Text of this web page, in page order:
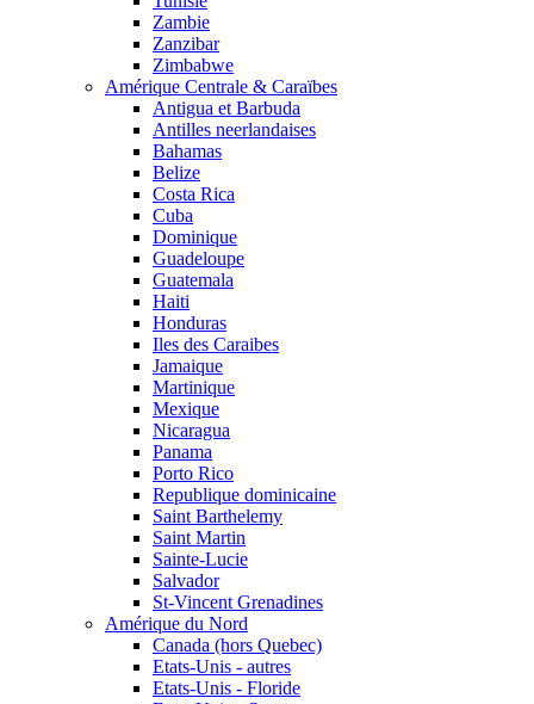
Zambie
Zanzibar
Zimbabwe
Amérique Centrale & Caraïbes
Antigua et Barbuda
Antilles neerlandaises
Bahamas
Belize
Costa Rica
Cuba
Dominique
Guadeloupe
Guatemala
Haiti
Honduras
Iles des Caraibes
Jamaique
Martinique
Mexique
Nicaragua
Panama
Porto Rico
Republique dominicaine
Saint Barthelemy
Saint Martin
Sainte-Lucie
Salvador
St-Vincent Grenadines
Amérique du Nord
Canada (hors Quebec)
Etats-Unis - autres
Etats-Unis - Floride